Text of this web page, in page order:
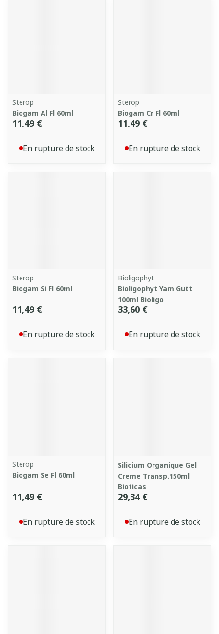
Sterop
Biogam Al Fl 60ml
11,49 €
En rupture de stock
Sterop
Biogam Cr Fl 60ml
11,49 €
En rupture de stock
Sterop
Biogam Si Fl 60ml
11,49 €
En rupture de stock
Bioligophyt
Bioligophyt Yam Gutt
100ml Bioligo
33,60 €
En rupture de stock
Sterop
Biogam Se Fl 60ml
11,49 €
En rupture de stock
Silicium Organique Gel
Creme Transp.150ml
Bioticas
29,34 €
En rupture de stock